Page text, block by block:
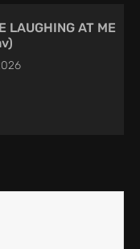
LAUGHING AT ME